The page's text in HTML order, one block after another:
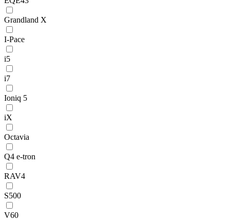
Grandland X
I-Pace
i5
i7
Ioniq 5
iX
Octavia
Q4 e-tron
RAV4
S500
V60